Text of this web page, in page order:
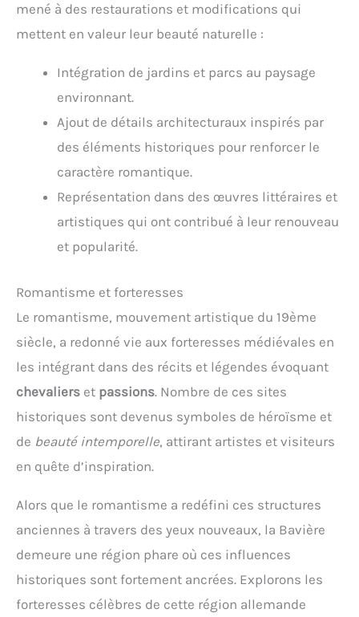
mené à des restaurations et modifications qui
mettent en valeur leur beauté naturelle :
Intégration de jardins et parcs au paysage
environnant.
Ajout de détails architecturaux inspirés par
des éléments historiques pour renforcer le
caractère romantique.
Représentation dans des œuvres littéraires et
artistiques qui ont contribué à leur renouveau
et popularité.
Romantisme et forteresses
Le romantisme, mouvement artistique du 19ème
siècle, a redonné vie aux forteresses médiévales en
les intégrant dans des récits et légendes évoquant
chevaliers et passions. Nombre de ces sites
historiques sont devenus symboles de héroïsme et
de beauté intemporelle, attirant artistes et visiteurs
en quête d’inspiration.
Alors que le romantisme a redéfini ces structures
anciennes à travers des yeux nouveaux, la Bavière
demeure une région phare où ces influences
historiques sont fortement ancrées. Explorons les
forteresses célèbres de cette région allemande